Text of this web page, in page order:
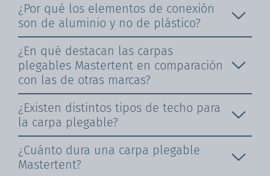
¿Por qué los elementos de conexión
son de aluminio y no de plástico?
¿En qué destacan las carpas
plegables Mastertent en comparación
con las de otras marcas?
¿Existen distintos tipos de techo para
la carpa plegable?
¿Cuánto dura una carpa plegable
Mastertent?